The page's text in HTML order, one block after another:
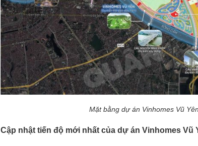
Mặt bằng dự án Vinhomes Vũ Yên
Cập nhật tiến độ mới nhất của dự án Vinhomes Vũ